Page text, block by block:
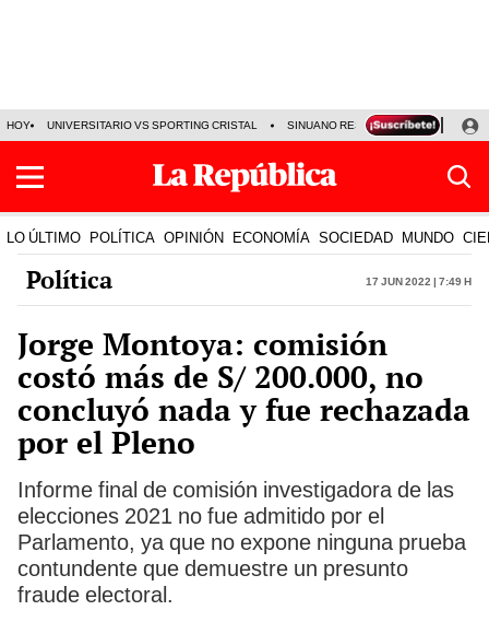
HOY UNIVERSITARIO VS SPORTING CRISTAL SINUANO RESULTADOS HOY
LO ÚLTIMO POLÍTICA OPINIÓN ECONOMÍA SOCIEDAD MUNDO
Política 17 Jun 2022 | 7:49 h
Jorge Montoya: comisión
costó más de S/ 200.000, no
concluyó nada y fue rechazada
por el Pleno
Informe final de comisión investigadora de las
elecciones 2021 no fue admitido por el
Parlamento, ya que no expone ninguna prueba
contundente que demuestre un presunto
fraude electoral.